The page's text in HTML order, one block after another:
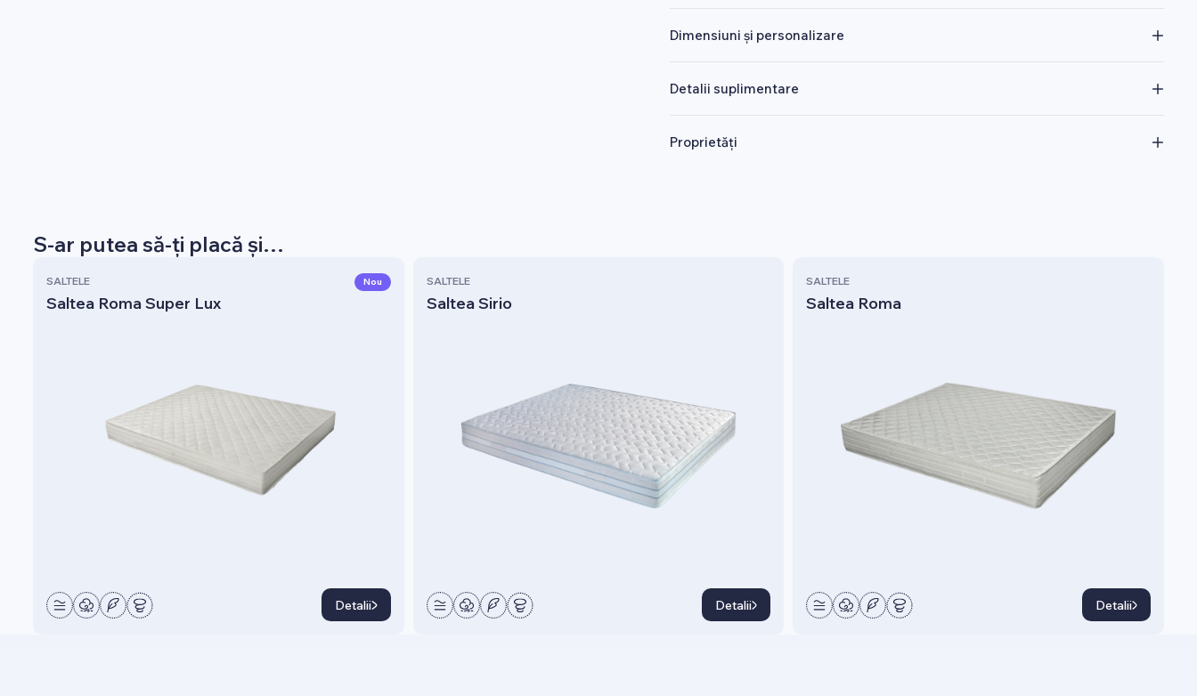
Dimensiuni și personalizare
Detalii suplimentare
Proprietăți
S-ar putea să-ți placă și…
SALTELE
Saltea Roma Super Lux
Nou
Detalii
SALTELE
Saltea Sirio
Detalii
SALTELE
Saltea Roma
Detalii